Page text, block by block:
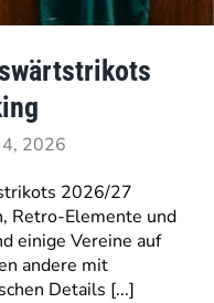
2026
2026/27
Retro-Elemente und
einige Vereine auf
andere mit
Details [...]